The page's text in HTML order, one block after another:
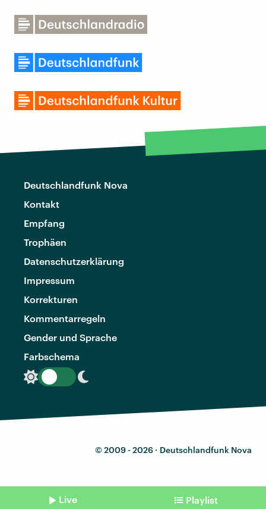
Deutschlandfunk Nova
Kontakt
Empfang
Trophäen
Datenschutzerklärung
Impressum
Korrekturen
Kommentarregeln
Gender und Sprache
Farbschema
© 2009 - 2026 · Deutschlandfunk Nova
Live Playlist